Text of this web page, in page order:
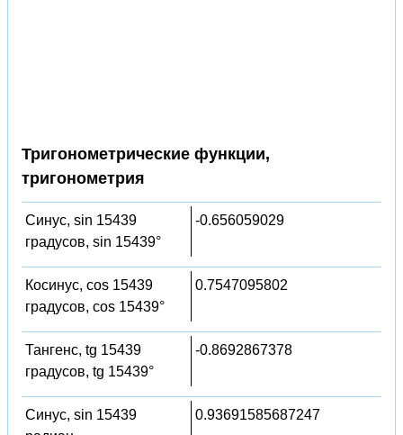
Тригонометрические функции,
тригонометрия
Синус, sin 15439
градусов, sin 15439°
-0.656059029
Косинус, cos 15439
градусов, cos 15439°
0.7547095802
Тангенс, tg 15439
градусов, tg 15439°
-0.8692867378
Синус, sin 15439
0.93691585687247